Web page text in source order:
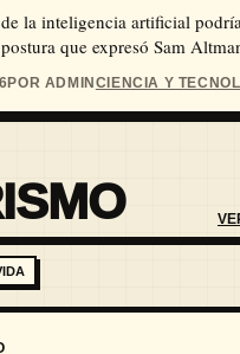
la inteligencia artificial
que expresó Sam
POR ADMINCIENCIA Y